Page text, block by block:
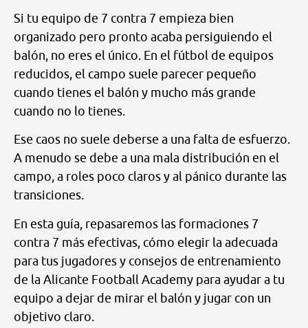
Si tu equipo de 7 contra 7 empieza bien
organizado pero pronto acaba persiguiendo el
balón, no eres el único. En el fútbol de equipos
reducidos, el campo suele parecer pequeño
cuando tienes el balón y mucho más grande
cuando no lo tienes.
Ese caos no suele deberse a una falta de esfuerzo.
A menudo se debe a una mala distribución en el
campo, a roles poco claros y al pánico durante las
transiciones.
En esta guía, repasaremos las formaciones 7
contra 7 más efectivas, cómo elegir la adecuada
para tus jugadores y consejos de entrenamiento
de la Alicante Football Academy para ayudar a tu
equipo a dejar de mirar el balón y jugar con un
objetivo claro.